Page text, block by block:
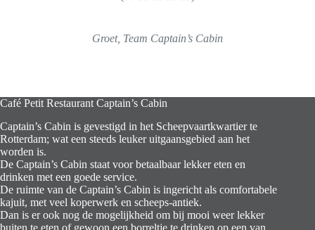
Groet, Team Captain’s Cabin
Café Petit Restaurant Captain’s Cabin
Captain’s Cabin is gevestigd in het Scheepvaartkwartier te
Rotterdam; wat een steeds leuker uitgaansgebied aan het
worden is.
De Captain’s Cabin staat voor betaalbaar lekker eten en
drinken met een goede service.
De ruimte van de Captain’s Cabin is ingericht als comfortabele
kajuit, met veel koperwerk en scheeps-antiek.
Dan is er ook nog de mogelijkheid om bij mooi weer lekker